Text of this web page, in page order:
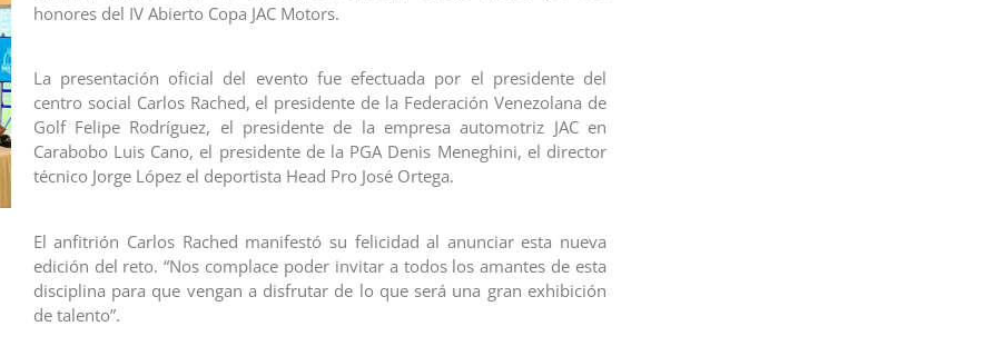
honores del IV Abierto Copa JAC Motors.
La presentación oficial del evento fue efectuada por el presidente del
centro social Carlos Rached, el presidente de la Federación Venezolana de
Golf Felipe Rodríguez, el presidente de la empresa automotriz JAC en
Carabobo Luis Cano, el presidente de la PGA Denis Meneghini, el director
técnico Jorge López el deportista Head Pro José Ortega.
El anfitrión Carlos Rached manifestó su felicidad al anunciar esta nueva
edición del reto. “Nos complace poder invitar a todos los amantes de esta
disciplina para que vengan a disfrutar de lo que será una gran exhibición
de talento”.